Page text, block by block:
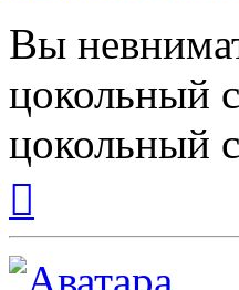
Вы
цокольный
цокольный
началу